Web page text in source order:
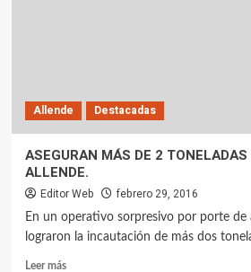
Allende Destacadas
ASEGURAN MÁS DE 2
ALLENDE.
Editor Web febrero 29, 2016
En un operativo sorpresivo por porte de
lograron la incautación de más dos
Leer más